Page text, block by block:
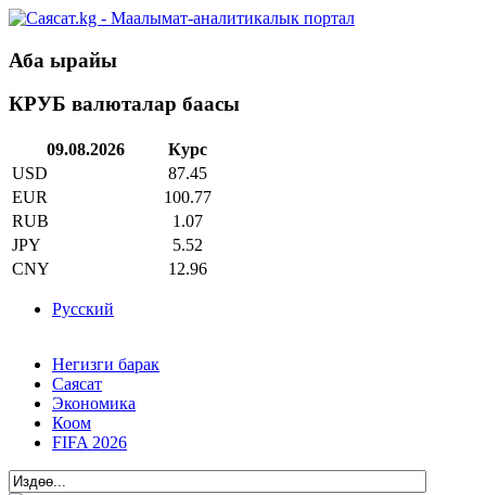
Аба ырайы
КРУБ валюталар баасы
09.08.2026
Курс
USD
87.45
EUR
100.77
RUB
1.07
JPY
5.52
CNY
12.96
Русский
Негизги барак
Саясат
Экономика
Коом
FIFA 2026